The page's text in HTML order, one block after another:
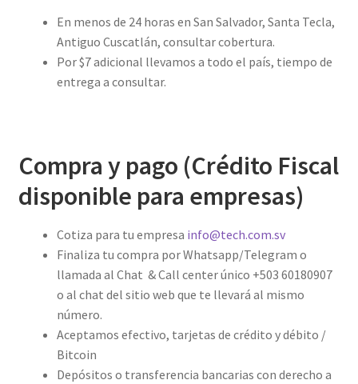
En menos de 24 horas en San Salvador, Santa Tecla,
Antiguo Cuscatlán, consultar cobertura.
Por $7 adicional llevamos a todo el país, tiempo de
entrega a consultar.
Compra y pago (Crédito Fiscal
disponible para empresas)
Cotiza para tu empresa info@tech.com.sv
Finaliza tu compra por Whatsapp/Telegram o
llamada al Chat & Call center único +503 60180907
o al chat del sitio web que te llevará al mismo
número.
Aceptamos efectivo, tarjetas de crédito y débito /
Bitcoin
Depósitos o transferencia bancarias con derecho a